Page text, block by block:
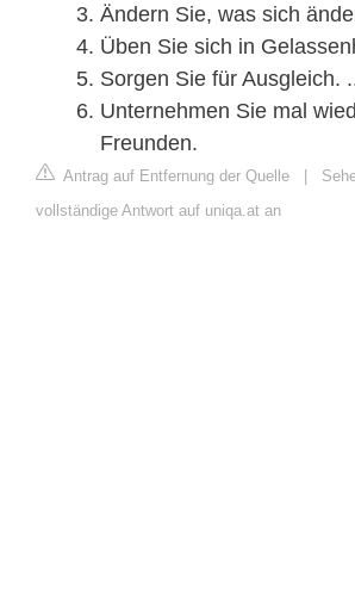
Ändern Sie, was sich
Üben Sie sich in
Sorgen Sie für Ausgleich.
Unternehmen Sie mal
Freunden.
Antrag auf Entfernung der Quelle |
vollständige Antwort auf uniqa.at an